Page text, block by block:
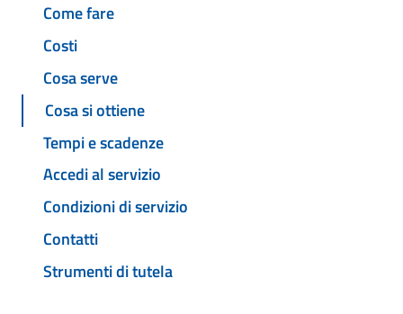
Come fare
Costi
Cosa serve
Cosa si ottiene
Tempi e scadenze
Accedi al servizio
Condizioni di servizio
Contatti
Strumenti di tutela